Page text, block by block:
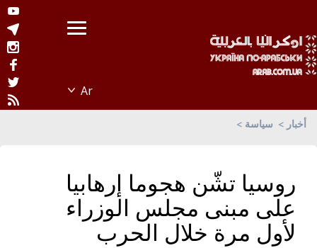
أخبار سياسة
روسيا تشّن هجوما إرهابيا
على مبنى مجلس الوزراء
لأول مرة خلال الحرب